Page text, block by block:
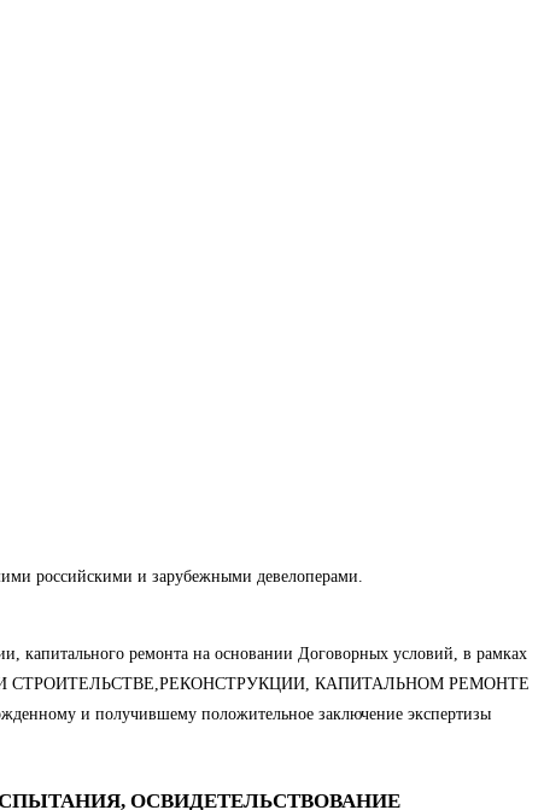
российскими и зарубежными девелоперами.
капитального ремонта на основании Договорных условий, в рамках
ПРИ СТРОИТЕЛЬСТВЕ,РЕКОНСТРУКЦИИ, КАПИТАЛЬНОМ РЕМОНТЕ
и получившему положительное заключение экспертизы
ОСВИДЕТЕЛЬСТВОВАНИЕ